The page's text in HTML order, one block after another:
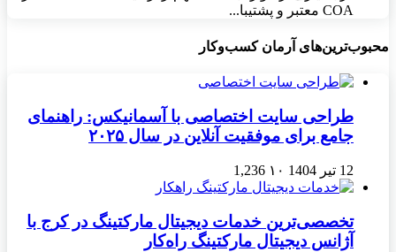
COA معتبر و پشتیبا...
محبوب‌ترین‌های آرمان کسب‌وکار
طراحی سایت اختصاصی با آسمانیکس: راهنمای
جامع برای موفقیت آنلاین در سال ۲۰۲۵
12 تیر 1404 ۱۰ 1,236
تخصصی‌ترین خدمات دیجیتال مارکتینگ در کرج با
آژانس دیجیتال مارکتینگ راه‌کار